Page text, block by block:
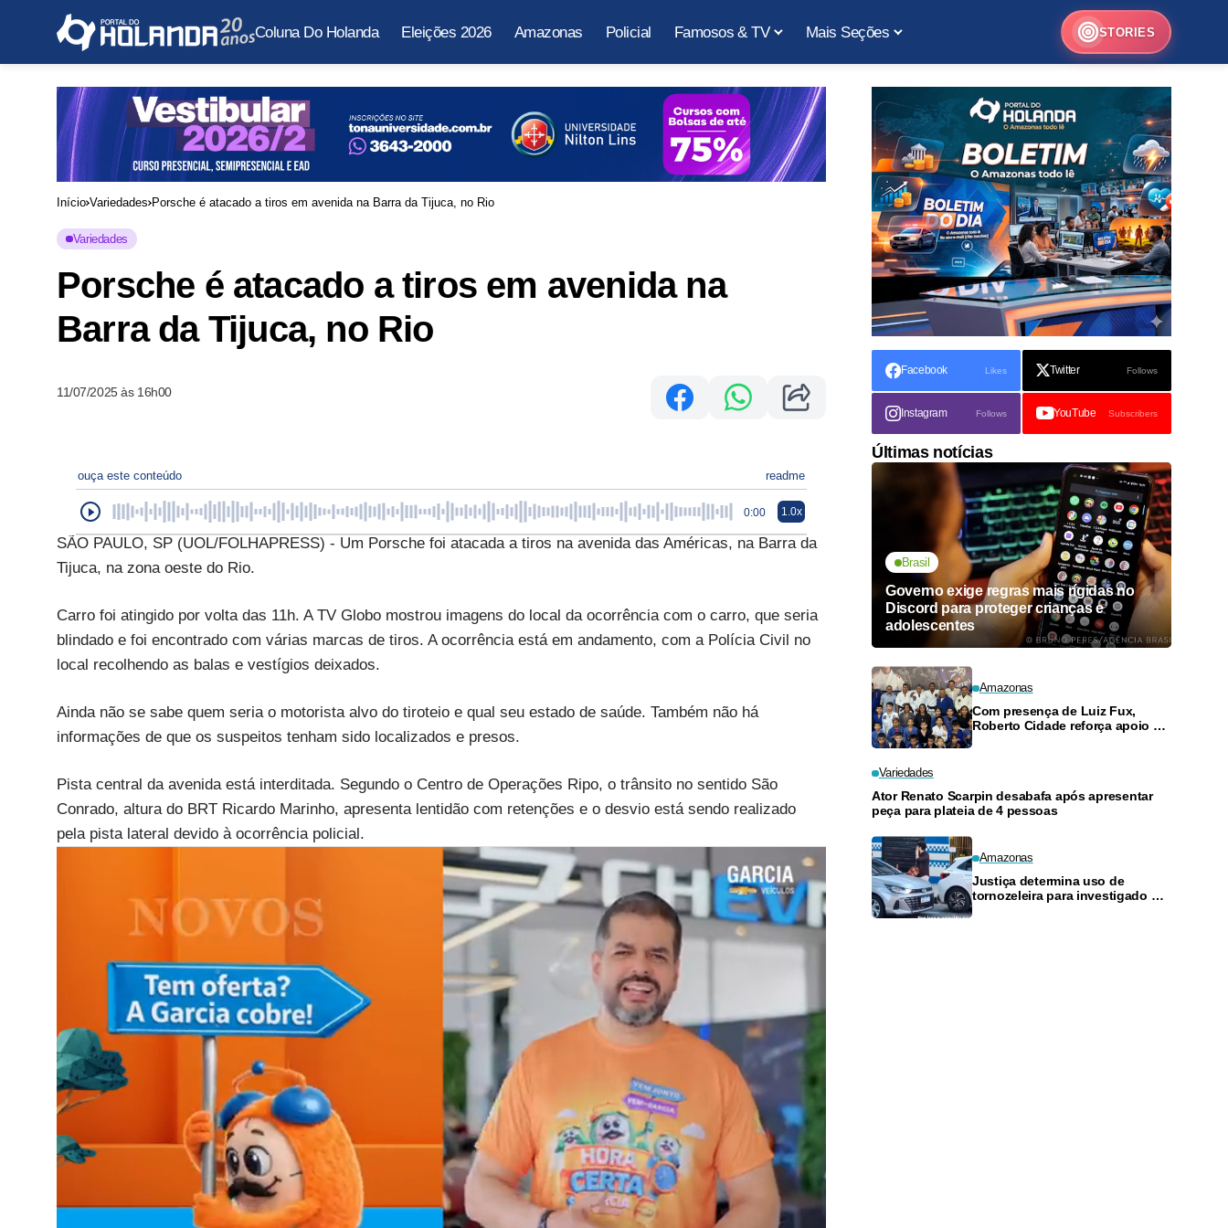
Coluna Do Holanda Eleições 2026 Amazonas Policial Famosos & TV Mais Seções STORIES
Início Variedades Porsche é atacado a tiros em avenida na Barra da Tijuca, no Rio
Variedades
Porsche é atacado a tiros em avenida na
Barra da Tijuca, no Rio
11/07/2025 às 16h00
ouça este conteúdo readme
0:00 1.0x
SÃO PAULO, SP (UOL/FOLHAPRESS) - Um Porsche foi atacada a tiros na avenida das Américas, na Barra da
Tijuca, na zona oeste do Rio.
Carro foi atingido por volta das 11h. A TV Globo mostrou imagens do local da ocorrência com o carro, que seria
blindado e foi encontrado com várias marcas de tiros. A ocorrência está em andamento, com a Polícia Civil no
local recolhendo as balas e vestígios deixados.
Ainda não se sabe quem seria o motorista alvo do tiroteio e qual seu estado de saúde. Também não há
informações de que os suspeitos tenham sido localizados e presos.
Pista central da avenida está interditada. Segundo o Centro de Operações Ripo, o trânsito no sentido São
Conrado, altura do BRT Ricardo Marinho, apresenta lentidão com retenções e o desvio está sendo realizado
pela pista lateral devido à ocorrência policial.
Facebook Likes Twitter Follows
Instagram Follows YouTube Subscribers
Últimas notícias
Brasil
Governo exige regras mais rígidas no
Discord para proteger crianças e
adolescentes
Amazonas
Com presença de Luiz Fux,
Roberto Cidade reforça apoio a
Variedades
Ator Renato Scarpin desabafa após apresentar
peça para plateia de 4 pessoas
Amazonas
Justiça determina uso de
tornozeleira para investigado por